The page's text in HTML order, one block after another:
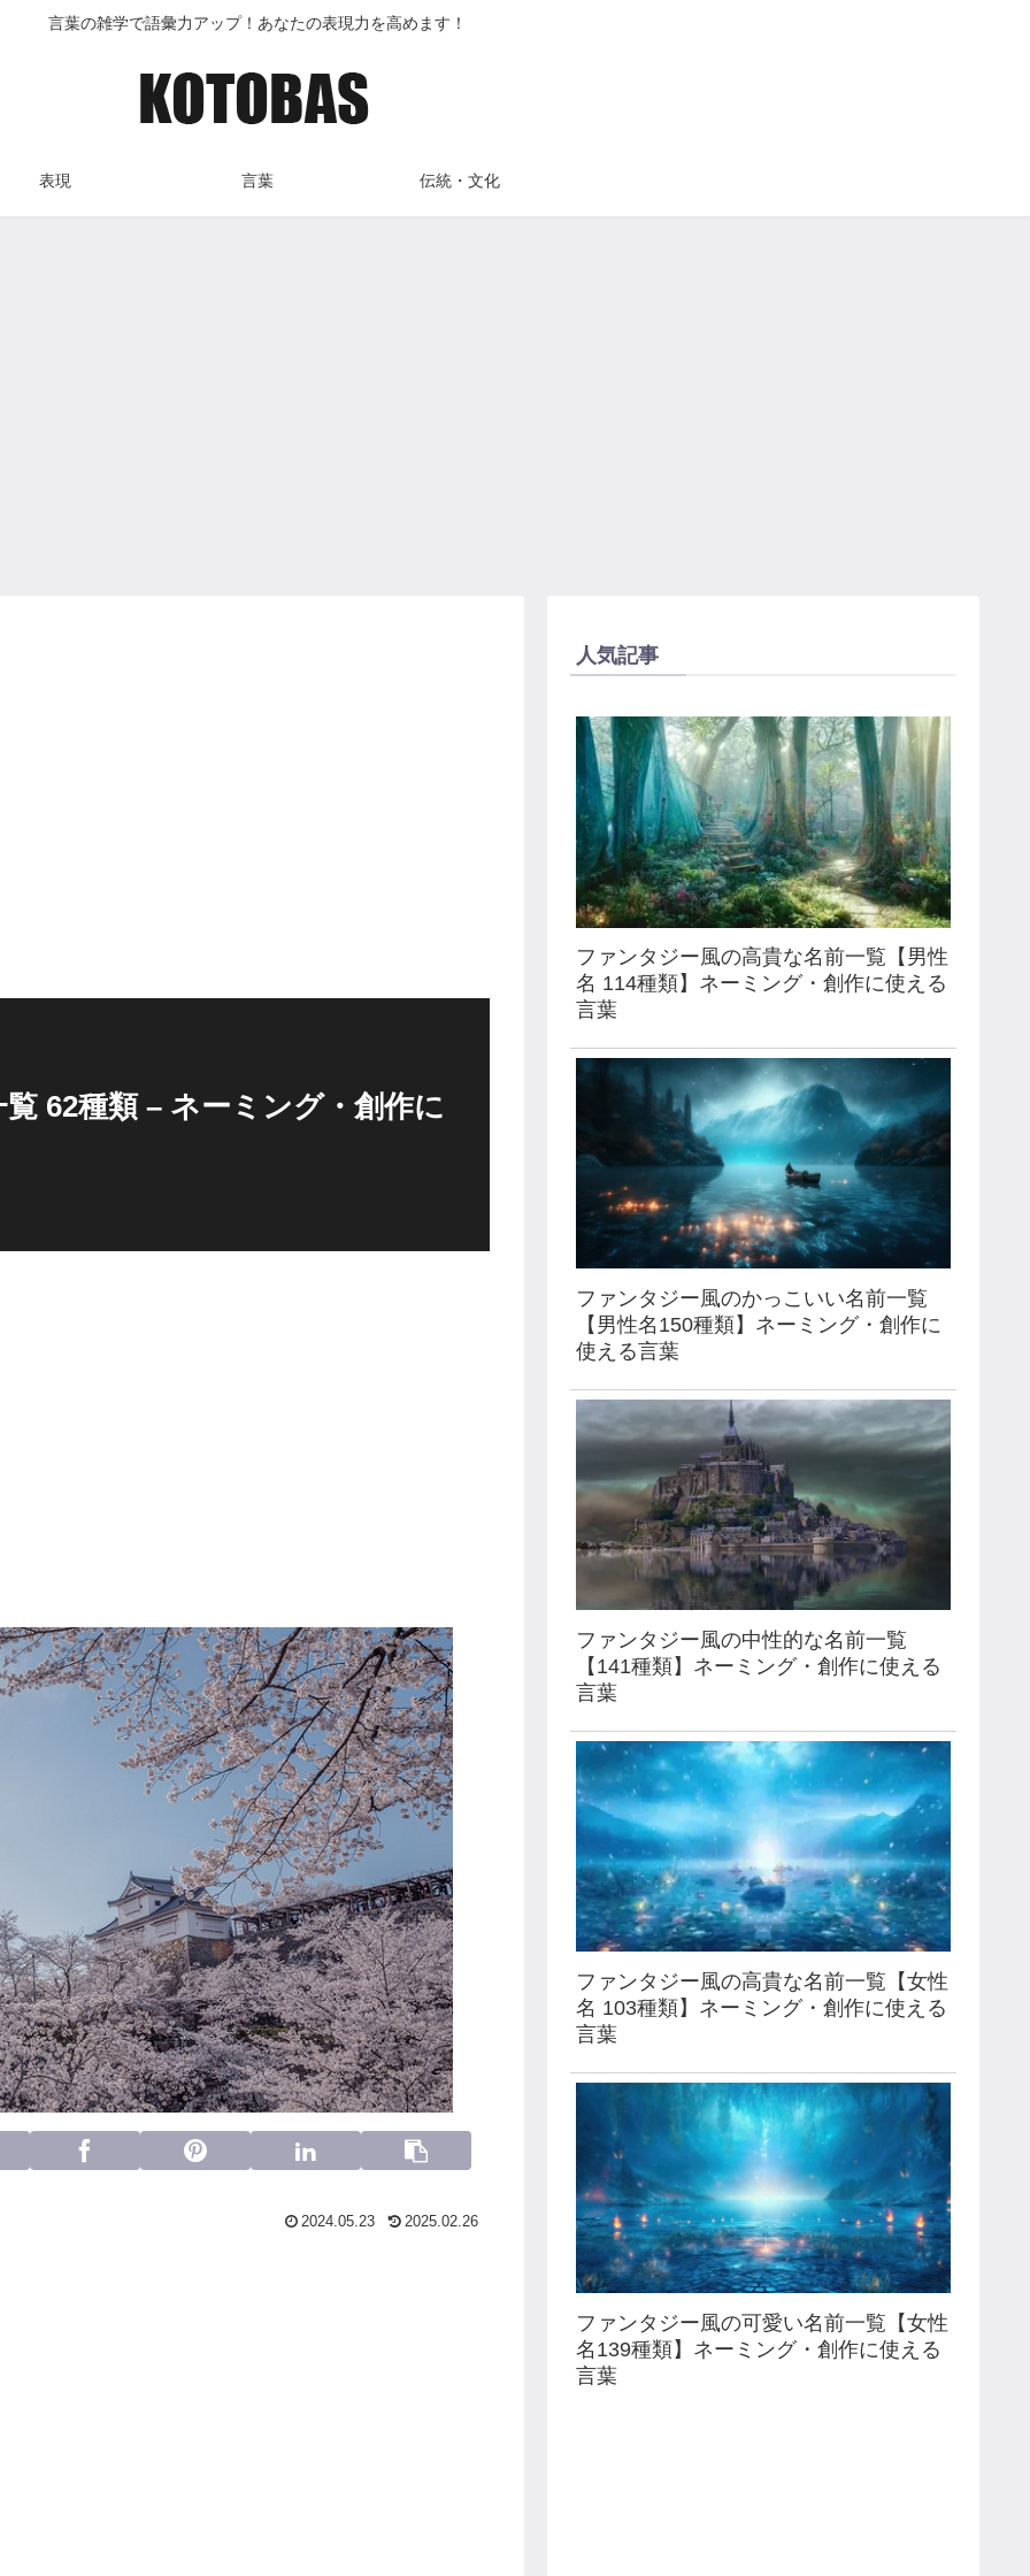
言葉の雑学で語彙力アップ！あなたの表現力を高めます！
表現 言葉 伝統・文化
62種類 – ネーミング・創作に
2024.05.23 2025.02.26
人気記事
ファンタジー風の高貴な名前一覧【男性
名 114種類】ネーミング・創作に使える
言葉
ファンタジー風のかっこいい名前一覧
【男性名150種類】ネーミング・創作に
使える言葉
ファンタジー風の中性的な名前一覧
【141種類】ネーミング・創作に使える
言葉
ファンタジー風の高貴な名前一覧【女性
名 103種類】ネーミング・創作に使える
言葉
ファンタジー風の可愛い名前一覧【女性
名139種類】ネーミング・創作に使える
言葉